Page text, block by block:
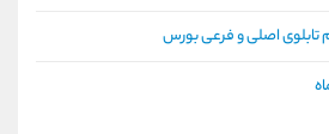
تابلوی اصلی و فرعی بورس